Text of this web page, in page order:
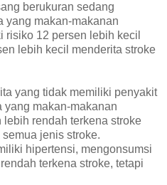
berukuran sedang
yang makan-makanan
12 persen lebih kecil
lebih kecil menderita stroke
yang tidak memiliki penyakit
yang makan-makanan
rendah terkena stroke
jenis stroke.
hipertensi, mengonsumsi
terkena stroke, tetapi